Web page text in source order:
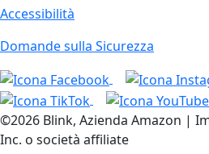
Accessibilità
Domande sulla Sicurezza
©2026 Blink, Azienda Amazon |
Inc. o società affiliate